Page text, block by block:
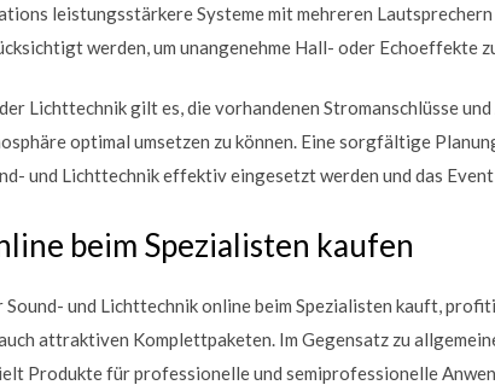
leistungsstärkere Systeme mit mehreren
werden, um unangenehme Hall- oder Echoeffekte
Lichttechnik gilt es, die vorhandenen Stromanschlüsse
optimal umsetzen zu können. Eine sorgfältige
und Lichttechnik effektiv eingesetzt werden und das
beim Spezialisten kaufen
Sound- und Lichttechnik online beim Spezialisten kauft,
attraktiven Komplettpaketen. Im Gegensatz zu
Produkte für professionelle und semiprofessionelle